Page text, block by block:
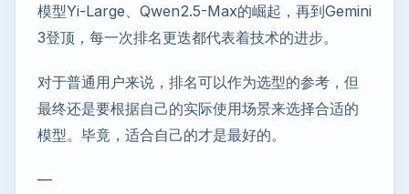
模型Yi-Large、Qwen2.5-Max的崛起，再到Gemini
3登顶，每一次排名更迭都代表着技术的进步。
对于普通用户来说，排名可以作为选型的参考，但
最终还是要根据自己的实际使用场景来选择合适的
模型。毕竟，适合自己的才是最好的。
—